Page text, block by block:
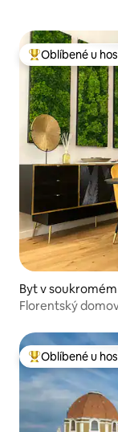
Nejlepší v
Oblíbené u
Byt v
Florentský
Nejlepší v
Oblíbené u